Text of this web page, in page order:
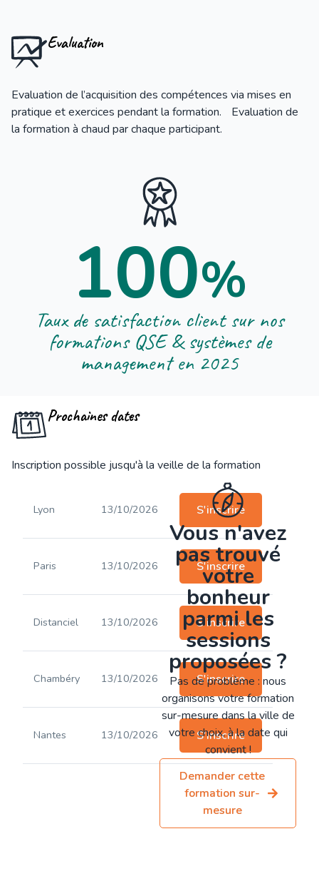
Evaluation
Evaluation de l’acquisition des compétences via mises en
pratique et exercices pendant la formation. Evaluation de
la formation à chaud par chaque participant.
100%
Taux de satisfaction client sur nos
formations QSE & systèmes de
management en 2025
Prochaines dates
Inscription possible jusqu'à la veille de la formation
Lyon 13/10/2026 S'inscrire
Paris 13/10/2026 S'inscrire
Distanciel 13/10/2026 S'inscrire
Chambéry 13/10/2026 S'inscrire
Nantes 13/10/2026 S'inscrire
Vous n'avez
pas trouvé
votre
bonheur
parmi les
sessions
proposées ?
Pas de problème : nous
organisons votre formation
sur-mesure dans la ville de
votre choix, à la date qui
convient !
Demander cette
formation sur-
mesure